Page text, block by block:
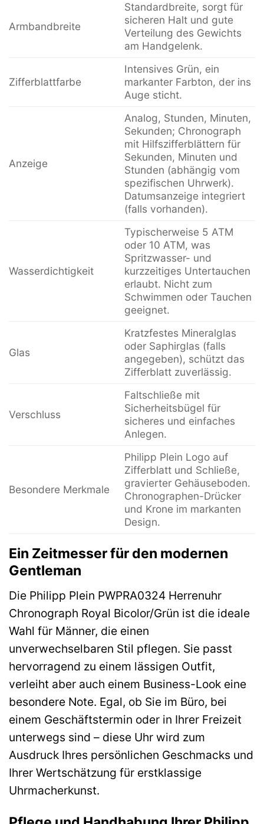
Armbandbreite
Standardbreite, sorgt für
sicheren Halt und gute
Verteilung des Gewichts
am Handgelenk.
Zifferblattfarbe
Intensives Grün, ein
markanter Farbton, der ins
Auge sticht.
Anzeige
Analog, Stunden, Minuten,
Sekunden; Chronograph
mit Hilfszifferblättern für
Sekunden, Minuten und
Stunden (abhängig vom
spezifischen Uhrwerk).
Datumsanzeige integriert
(falls vorhanden).
Wasserdichtigkeit
Typischerweise 5 ATM
oder 10 ATM, was
Spritzwasser- und
kurzzeitiges Untertauchen
erlaubt. Nicht zum
Schwimmen oder Tauchen
geeignet.
Glas
Kratzfestes Mineralglas
oder Saphirglas (falls
angegeben), schützt das
Zifferblatt zuverlässig.
Verschluss
Faltschließe mit
Sicherheitsbügel für
sicheres und einfaches
Anlegen.
Besondere Merkmale
Philipp Plein Logo auf
Zifferblatt und Schließe,
gravierter Gehäuseboden.
Chronographen-Drücker
und Krone im markanten
Design.
Ein Zeitmesser für den modernen
Gentleman
Die Philipp Plein PWPRA0324 Herrenuhr
Chronograph Royal Bicolor/Grün ist die ideale
Wahl für Männer, die einen
unverwechselbaren Stil pflegen. Sie passt
hervorragend zu einem lässigen Outfit,
verleiht aber auch einem Business-Look eine
besondere Note. Egal, ob Sie im Büro, bei
einem Geschäftstermin oder in Ihrer Freizeit
unterwegs sind – diese Uhr wird zum
Ausdruck Ihres persönlichen Geschmacks und
Ihrer Wertschätzung für erstklassige
Uhrmacherkunst.